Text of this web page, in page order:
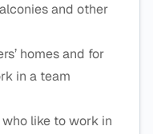
and other
homes and for
in a team
like to work in